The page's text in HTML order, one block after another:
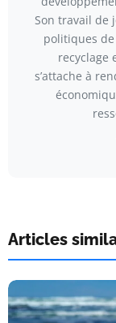
Son travail de
politiques
recyclage
s’attache à
Articles